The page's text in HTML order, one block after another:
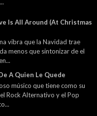
Is All Around (At Christmas
vibra que la Navidad trae
menos que sintonizar de el
A Quien Le Quede
músico que tiene como su
Rock Alternativo y el Pop